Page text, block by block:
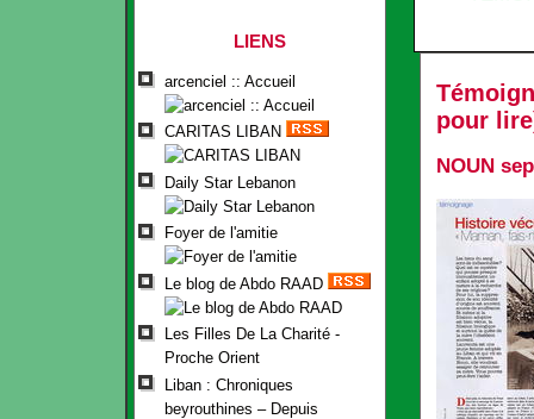
LIENS
arcenciel :: Accueil
CARITAS LIBAN
Daily Star Lebanon
Foyer de l'amitie
Le blog de Abdo RAAD
Les Filles De La Charité -
Proche Orient
Liban : Chroniques
beyrouthines – Depuis
pour
NOUN